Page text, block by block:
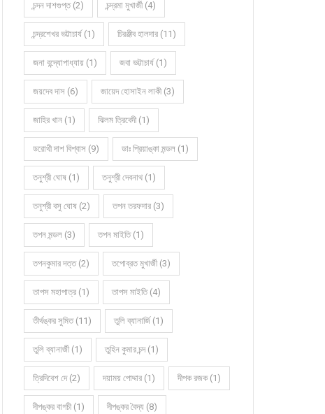
চন্দন দাশগুপ্ত (2) চন্দ্রমা মুখার্জী (4)
চন্দ্রশেখর ভট্টাচার্য (1) চিরঞ্জীব হালদার (11)
জনা বন্দ্যোপাধ্যায় (1) জবা ভট্টাচার্য (1)
জয়দেব দাস (6) জায়েদ হোসাইন লাকী (3)
জাহির খান (1) ঝিলম ত্রিবেদী (1)
ডরোথী দাশ বিশ্বাস (9) ডাঃ প্রিয়াঙ্কা মন্ডল (1)
তনুশ্রী ঘোষ (1) তনুশ্রী দেবনাথ (1)
তনুশ্রী বসু ঘোষ (2) তপন তরফদার (3)
তপন মন্ডল (3) তপন মাইতি (1)
তপনকুমার দত্ত (2) তপোব্রত মুখার্জী (3)
তাপস মহাপাত্র (1) তাপস মাইতি (4)
তীর্থঙ্কর সুমিত (11) তুলি ব্যানার্জি (1)
তুলি ব্যানার্জী (1) তুহিন কুমার চন্দ (1)
ত্রিদিবেশ দে (2) দয়াময় পোদ্দার (1) দীপক রজক (1)
দীপঙ্কর বাগচী (1) দীপঙ্কর বৈদ্য (8)